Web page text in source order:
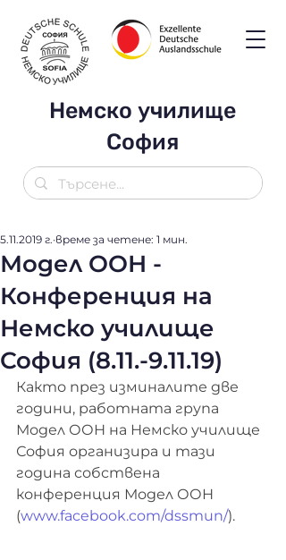
Немско училище
София
Модел ООН -
Конференция на
Немско училище
София (8.11.-9.11.19)
5.11.2019 г. време за четене: 1 мин.
Както през изминалите две
години, работната група
Модел ООН на Немско училище
София организира и тази
година собствена
конференция Модел ООН
(www.facebook.com/dssmun/).